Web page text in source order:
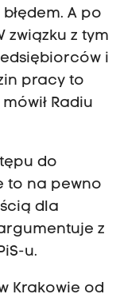
A po
związku z tym
i
pracy to
Radiu
do
to na pewno
dla
z
u.
Krakowie od